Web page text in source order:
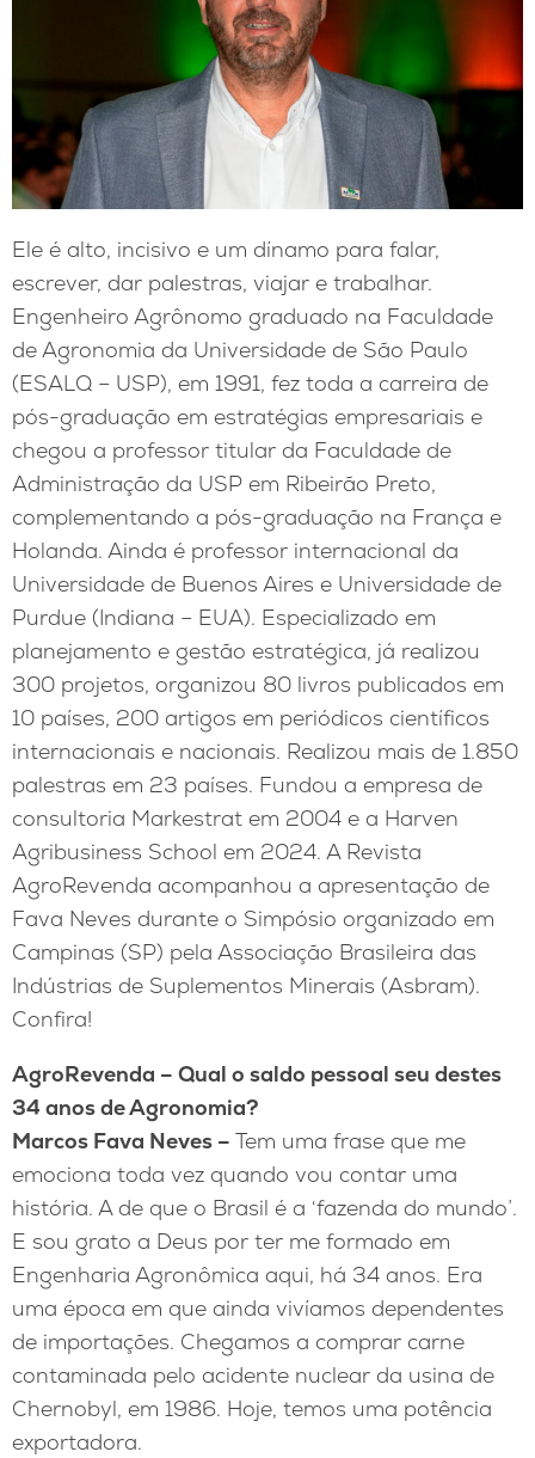
Ele é alto, incisivo e um dínamo para falar,
escrever, dar palestras, viajar e trabalhar.
Engenheiro Agrônomo graduado na Faculdade
de Agronomia da Universidade de São Paulo
(ESALQ – USP), em 1991, fez toda a carreira de
pós-graduação em estratégias empresariais e
chegou a professor titular da Faculdade de
Administração da USP em Ribeirão Preto,
complementando a pós-graduação na França e
Holanda. Ainda é professor internacional da
Universidade de Buenos Aires e Universidade de
Purdue (Indiana – EUA). Especializado em
planejamento e gestão estratégica, já realizou
300 projetos, organizou 80 livros publicados em
10 países, 200 artigos em periódicos científicos
internacionais e nacionais. Realizou mais de 1.850
palestras em 23 países. Fundou a empresa de
consultoria Markestrat em 2004 e a Harven
Agribusiness School em 2024. A Revista
AgroRevenda acompanhou a apresentação de
Fava Neves durante o Simpósio organizado em
Campinas (SP) pela Associação Brasileira das
Indústrias de Suplementos Minerais (Asbram).
Confira!
AgroRevenda – Qual o saldo pessoal seu destes
34 anos de Agronomia?
Marcos Fava Neves – Tem uma frase que me
emociona toda vez quando vou contar uma
história. A de que o Brasil é a ‘fazenda do mundo’.
E sou grato a Deus por ter me formado em
Engenharia Agronômica aqui, há 34 anos. Era
uma época em que ainda vivíamos dependentes
de importações. Chegamos a comprar carne
contaminada pelo acidente nuclear da usina de
Chernobyl, em 1986. Hoje, temos uma potência
exportadora.